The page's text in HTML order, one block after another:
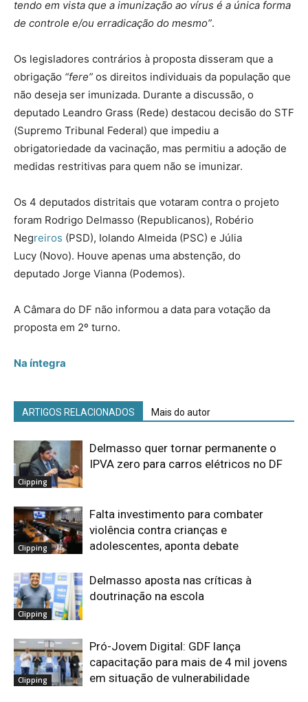
tendo em vista que a imunização ao vírus é a única forma
de controle e/ou erradicação do mesmo”.
Os legisladores contrários à proposta disseram que a
obrigação “fere” os direitos individuais da população que
não deseja ser imunizada. Durante a discussão, o
deputado Leandro Grass (Rede) destacou decisão do STF
(Supremo Tribunal Federal) que impediu a
obrigatoriedade da vacinação, mas permitiu a adoção de
medidas restritivas para quem não se imunizar.
Os 4 deputados distritais que votaram contra o projeto
foram Rodrigo Delmasso (Republicanos), Robério
Negreiros (PSD), Iolando Almeida (PSC) e Júlia
Lucy (Novo). Houve apenas uma abstenção, do
deputado Jorge Vianna (Podemos).
A Câmara do DF não informou a data para votação da
proposta em 2º turno.
Na íntegra
ARTIGOS RELACIONADOS Mais do autor
Clipping
Delmasso quer tornar permanente o
IPVA zero para carros elétricos no DF
Clipping
Falta investimento para combater
violência contra crianças e
adolescentes, aponta debate
Clipping
Delmasso aposta nas críticas à
doutrinação na escola
Clipping
Pró-Jovem Digital: GDF lança
capacitação para mais de 4 mil jovens
em situação de vulnerabilidade